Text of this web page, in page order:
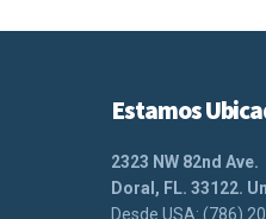
Estamos
2323 NW 82nd Ave.
Doral, FL. 33122.
Desde USA: (786)